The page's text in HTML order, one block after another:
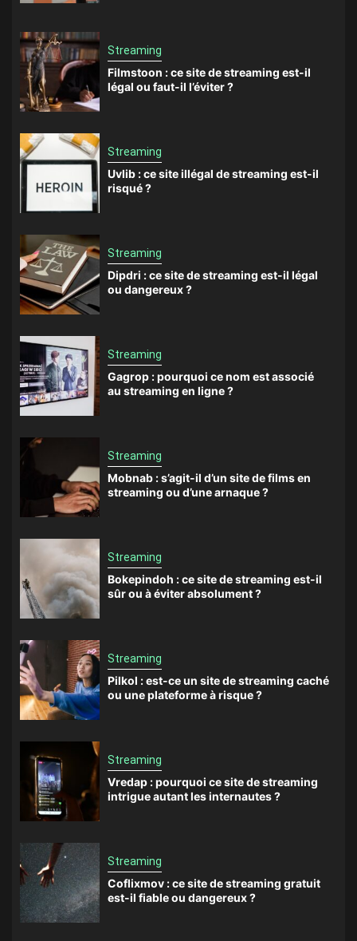
Streaming
Filmstoon : ce site de streaming est-il
légal ou faut-il l’éviter ?
Streaming
Uvlib : ce site illégal de streaming est-il
risqué ?
Streaming
Dipdri : ce site de streaming est-il légal
ou dangereux ?
Streaming
Gagrop : pourquoi ce nom est associé
au streaming en ligne ?
Streaming
Mobnab : s’agit-il d’un site de films en
streaming ou d’une arnaque ?
Streaming
Bokepindoh : ce site de streaming est-il
sûr ou à éviter absolument ?
Streaming
Pilkol : est-ce un site de streaming caché
ou une plateforme à risque ?
Streaming
Vredap : pourquoi ce site de streaming
intrigue autant les internautes ?
Streaming
Coflixmov : ce site de streaming gratuit
est-il fiable ou dangereux ?